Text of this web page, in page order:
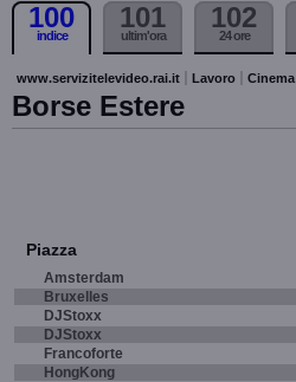
100
indice
101
ultim'ora
102
24 ore
www.servizitelevideo.rai.it Lavoro Cinema
Borse Estere
Piazza
Amsterdam
Bruxelles
DJStoxx
DJStoxx
Francoforte
HongKong